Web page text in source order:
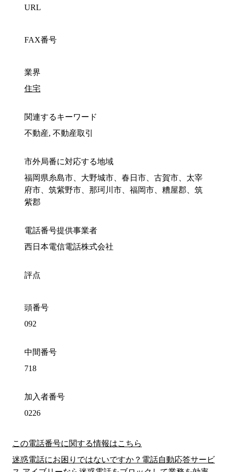
URL
FAX番号
業界
住宅
関連するキーワード
不動産, 不動産取引
市外局番に対応する地域
福岡県糸島市、大野城市、春日市、古賀市、太宰
府市、筑紫野市、那珂川市、福岡市、糟屋郡、筑
紫郡
電話番号提供事業者
西日本電信電話株式会社
評点
頭番号
092
中間番号
718
加入者番号
0226
この電話番号に関する情報はこちら
迷惑電話にお困りではないですか？電話自動応答サービ